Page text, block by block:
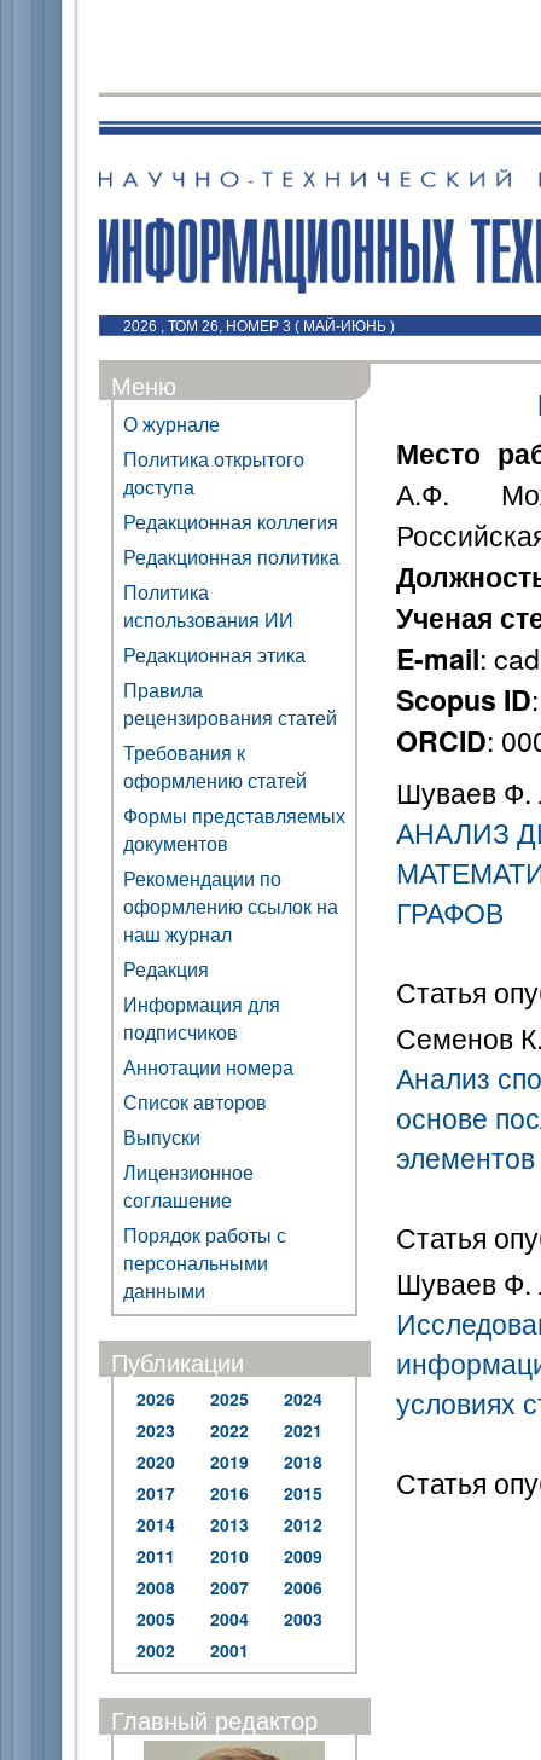
2026 , ТОМ 26, НОМЕР 3 ( МАЙ-ИЮНЬ )
Меню
О журнале
Политика открытого
доступа
Редакционная коллегия
Редакционная политика
Политика
использования ИИ
Редакционная этика
Правила
рецензирования статей
Требования к
оформлению статей
Формы представляемых
документов
Рекомендации по
оформлению ссылок на
наш журнал
Редакция
Информация для
подписчиков
Аннотации номера
Список авторов
Выпуски
Лицензионное
соглашение
Порядок работы с
персональными
данными
Публикации
2026 2025
2024
2023
2022
2021
2020
2019
2018
2017
2016
2015
2014
2013
2012
2011
2010
2009
2008
2007
2006
2005
2004
2003
2002
2001
Главный редактор
Место
А.Ф.
Ученая
E-mail:
Scopus ID
ORCID:
Шуваев Ф.
АНАЛИЗ
ГРАФОВ
Статья
Семенов
Анализ
основе
элементов
Статья
Шуваев Ф.
условиях
Статья